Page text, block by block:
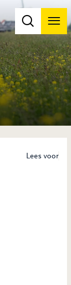
Lees voor